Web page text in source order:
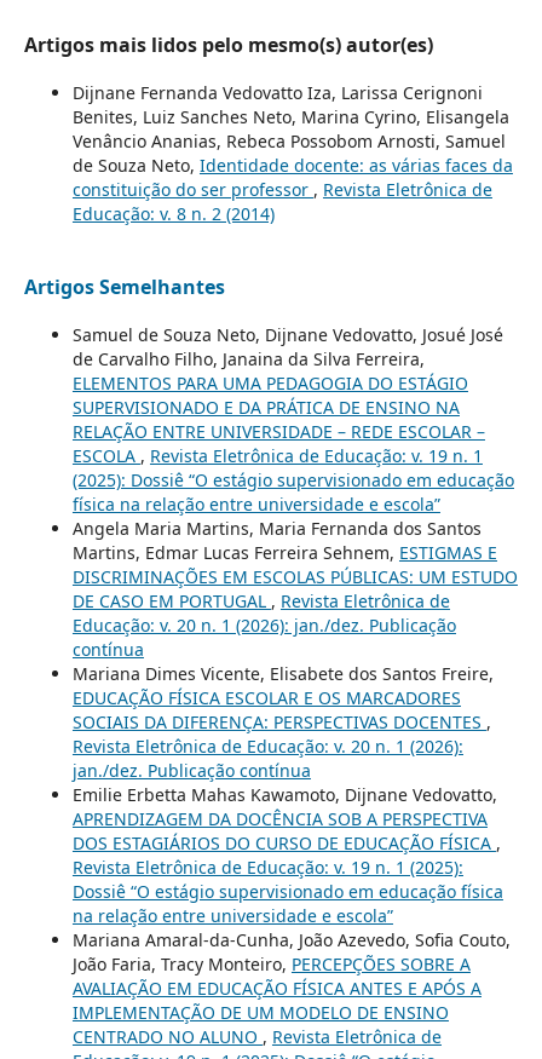
Artigos mais lidos pelo mesmo(s) autor(es)
Dijnane Fernanda Vedovatto Iza, Larissa Cerignoni
Benites, Luiz Sanches Neto, Marina Cyrino, Elisangela
Venâncio Ananias, Rebeca Possobom Arnosti, Samuel
de Souza Neto, Identidade docente: as várias faces da
constituição do ser professor , Revista Eletrônica de
Educação: v. 8 n. 2 (2014)
Artigos Semelhantes
Samuel de Souza Neto, Dijnane Vedovatto, Josué José
de Carvalho Filho, Janaina da Silva Ferreira,
ELEMENTOS PARA UMA PEDAGOGIA DO ESTÁGIO
SUPERVISIONADO E DA PRÁTICA DE ENSINO NA
RELAÇÃO ENTRE UNIVERSIDADE – REDE ESCOLAR –
ESCOLA , Revista Eletrônica de Educação: v. 19 n. 1
(2025): Dossiê “O estágio supervisionado em educação
física na relação entre universidade e escola”
Angela Maria Martins, Maria Fernanda dos Santos
Martins, Edmar Lucas Ferreira Sehnem, ESTIGMAS E
DISCRIMINAÇÕES EM ESCOLAS PÚBLICAS: UM ESTUDO
DE CASO EM PORTUGAL , Revista Eletrônica de
Educação: v. 20 n. 1 (2026): jan./dez. Publicação
contínua
Mariana Dimes Vicente, Elisabete dos Santos Freire,
EDUCAÇÃO FÍSICA ESCOLAR E OS MARCADORES
SOCIAIS DA DIFERENÇA: PERSPECTIVAS DOCENTES ,
Revista Eletrônica de Educação: v. 20 n. 1 (2026):
jan./dez. Publicação contínua
Emilie Erbetta Mahas Kawamoto, Dijnane Vedovatto,
APRENDIZAGEM DA DOCÊNCIA SOB A PERSPECTIVA
DOS ESTAGIÁRIOS DO CURSO DE EDUCAÇÃO FÍSICA ,
Revista Eletrônica de Educação: v. 19 n. 1 (2025):
Dossiê “O estágio supervisionado em educação física
na relação entre universidade e escola”
Mariana Amaral-da-Cunha, João Azevedo, Sofia Couto,
João Faria, Tracy Monteiro, PERCEPÇÕES SOBRE A
AVALIAÇÃO EM EDUCAÇÃO FÍSICA ANTES E APÓS A
IMPLEMENTAÇÃO DE UM MODELO DE ENSINO
CENTRADO NO ALUNO , Revista Eletrônica de